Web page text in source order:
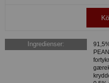
Ingredienser: